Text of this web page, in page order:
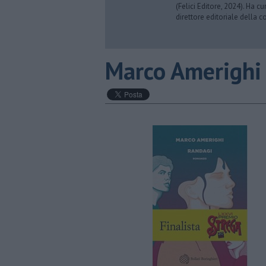
(Felici Editore, 2024). Ha
direttore editoriale della
​Marco